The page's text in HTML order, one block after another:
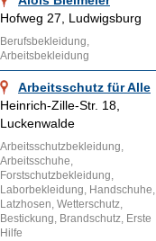
Hofweg 27, Ludwigsburg
Berufsbekleidung,
Arbeitsbekleidung
Arbeitsschutz für Alle
Heinrich-Zille-Str. 18,
Luckenwalde
Arbeitsschutzbekleidung,
Arbeitsschuhe,
Forstschutzbekleidung,
Laborbekleidung, Handschuhe,
Latzhosen, Wetterschutz,
Bestickung, Brandschutz, Erste
Hilfe